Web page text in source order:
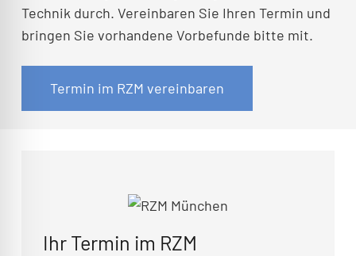
Technik durch. Vereinbaren Sie Ihren Termin und
bringen Sie vorhandene Vorbefunde bitte mit.
Termin im RZM vereinbaren
Ihr Termin im RZM